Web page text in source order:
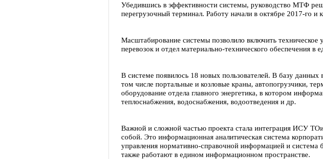
Убедившись в эффективности системы, руководство МТФ
перегрузочный терминал. Работу начали в октябре 2017-го и
Масштабирование системы позволило включить
перевозок и отдел материально-технического обеспечения
В системе появилось 18 новых пользователей. В базу
том числе портальные и козловые краны, автопогрузчики,
оборудование отдела главного энергетика, в котором
теплоснабжения, водоснабжения, водоотведения и др.
Важной и сложной частью проекта стала интеграция ИСУ
собой. Это информационная аналитическая система
управления нормативно-справочной информацией и система
также работают в едином информационном пространстве.